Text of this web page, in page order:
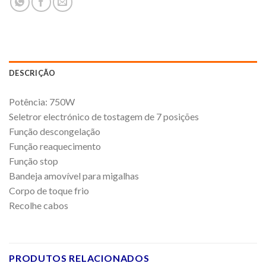
DESCRIÇÃO
Potência: 750W
Seletror electrónico de tostagem de 7 posições
Função descongelação
Função reaquecimento
Função stop
Bandeja amovível para migalhas
Corpo de toque frio
Recolhe cabos
PRODUTOS RELACIONADOS